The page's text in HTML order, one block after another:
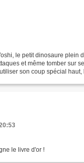
le petit dinosaure plein
et même tomber sur
son coup spécial
le livre d'or !